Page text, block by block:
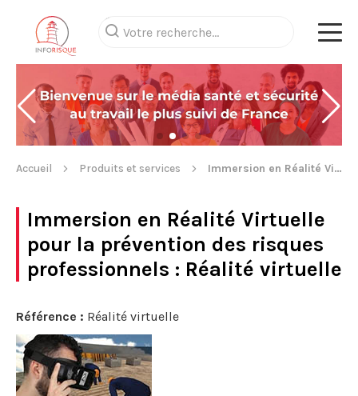
Accueil Produits et services Immersion en Réalité Virtuelle pour la prévention des risques professionnels
Immersion en Réalité Virtuelle
pour la prévention des risques
professionnels : Réalité virtuelle
Référence : Réalité virtuelle